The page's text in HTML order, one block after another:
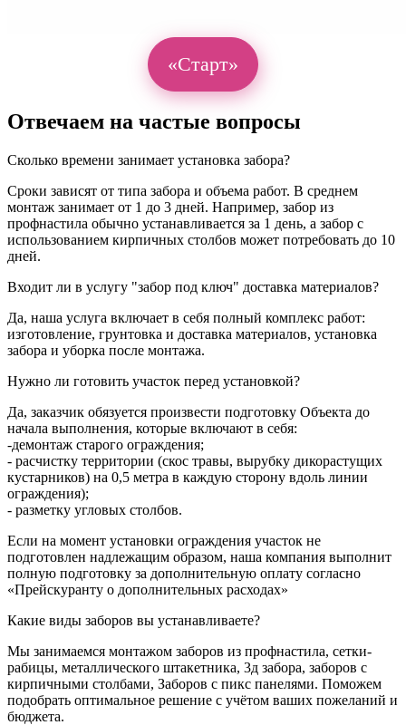
«Старт»
Отвечаем на частые вопросы
Сколько времени занимает установка забора?
Сроки зависят от типа забора и объема работ. В среднем
монтаж занимает от 1 до 3 дней. Например, забор из
профнастила обычно устанавливается за 1 день, а забор с
использованием кирпичных столбов может потребовать до 10
дней.
Входит ли в услугу "забор под ключ" доставка материалов?
Да, наша услуга включает в себя полный комплекс работ:
изготовление, грунтовка и доставка материалов, установка
забора и уборка после монтажа.
Нужно ли готовить участок перед установкой?
Да, заказчик обязуется произвести подготовку Объекта до
начала выполнения, которые включают в себя:
-демонтаж старого ограждения;
- расчистку территории (скос травы, вырубку дикорастущих
кустарников) на 0,5 метра в каждую сторону вдоль линии
ограждения);
- разметку угловых столбов.
Если на момент установки ограждения участок не
подготовлен надлежащим образом, наша компания выполнит
полную подготовку за дополнительную оплату согласно
«Прейскуранту о дополнительных расходах»
Какие виды заборов вы устанавливаете?
Мы занимаемся монтажом заборов из профнастила, сетки-
рабицы, металлического штакетника, 3д забора, заборов с
кирпичными столбами, Заборов с пикс панелями. Поможем
подобрать оптимальное решение с учётом ваших пожеланий и
бюджета.